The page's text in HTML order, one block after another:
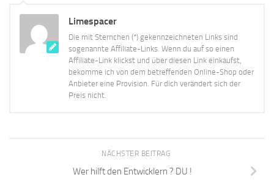
Limespacer
Die mit Sternchen (*) gekennzeichneten Links sind
sogenannte Affiliate-Links. Wenn du auf so einen
Affiliate-Link klickst und über diesen Link einkaufst,
bekomme ich von dem betreffenden Online-Shop oder
Anbieter eine Provision. Für dich verändert sich der
Preis nicht.
NÄCHSTER BEITRAG
Wer hilft den Entwicklern ? DU !